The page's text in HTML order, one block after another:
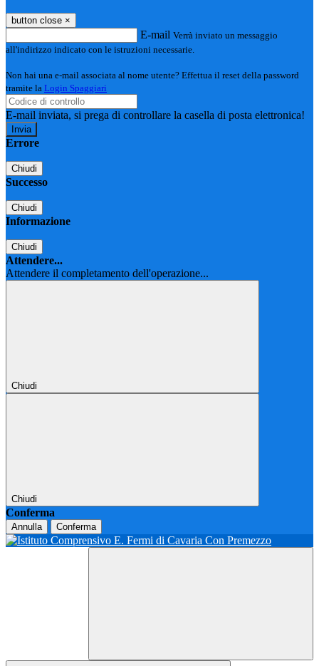
button close ×
E-mail Verrà inviato un messaggio
all'indirizzo indicato con le istruzioni necessarie.
Non hai una e-mail associata al nome utente? Effettua il reset della password
tramite la Login Spaggiari
E-mail inviata, si prega di controllare la casella di posta elettronica!
Errore
Chiudi
Successo
Chiudi
Informazione
Chiudi
Attendere...
Attendere il completamento dell'operazione...
Chiudi
Chiudi
Conferma
Annulla Conferma